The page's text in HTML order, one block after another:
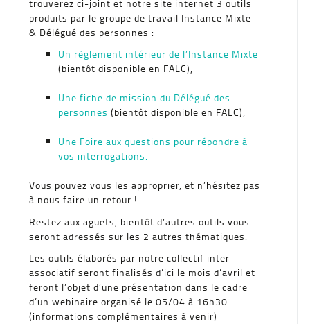
trouverez ci-joint et notre site internet 3 outils
produits par le groupe de travail Instance Mixte
& Délégué des personnes :
Un règlement intérieur de l’Instance Mixte
(bientôt disponible en FALC),
Une fiche de mission du Délégué des
personnes (bientôt disponible en FALC),
Une Foire aux questions pour répondre à
vos interrogations.
Vous pouvez vous les approprier, et n’hésitez pas
à nous faire un retour !
Restez aux aguets, bientôt d’autres outils vous
seront adressés sur les 2 autres thématiques.
Les outils élaborés par notre collectif inter
associatif seront finalisés d’ici le mois d’avril et
feront l’objet d’une présentation dans le cadre
d’un webinaire organisé le 05/04 à 16h30
(informations complémentaires à venir)